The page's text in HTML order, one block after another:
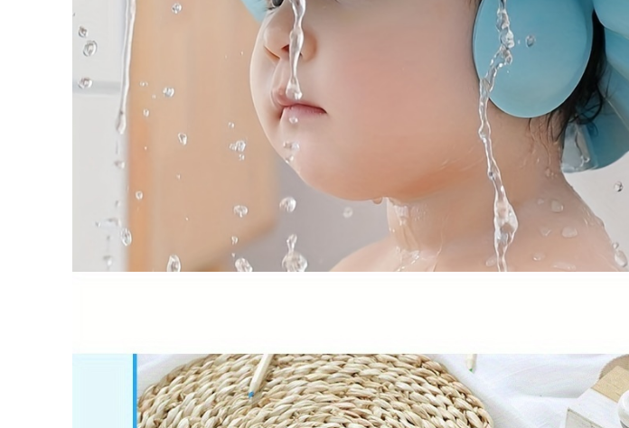
MATIÈRE
PRINCIPALE
‎Plastique
DISPONIBILITÉ
DES PIÈCES
DÉTACHÉES
‎Information
indisponible sur les
pièces détachées
MARQUE Unpoten
‎1-4